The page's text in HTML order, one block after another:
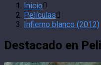
Inicio
Películas
Infierno blanco (2012)
Destacado en